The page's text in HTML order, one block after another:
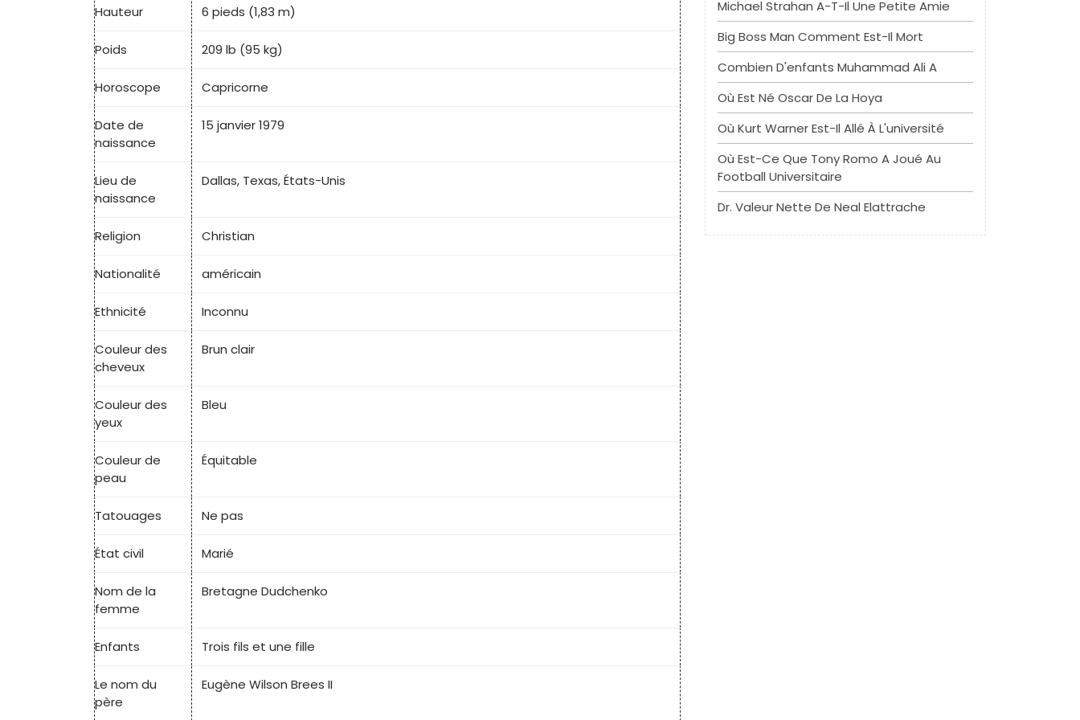
Hauteur 6 pieds (1,83 m)
Poids 209 lb (95 kg)
Horoscope Capricorne
Date de
naissance
15 janvier 1979
Lieu de
naissance
Dallas, Texas, États-Unis
Religion Christian
Nationalité américain
Ethnicité Inconnu
Couleur des
cheveux
Brun clair
Couleur des
yeux
Bleu
Couleur de
peau
Équitable
Tatouages Ne pas
État civil Marié
Nom de la
femme
Bretagne Dudchenko
Enfants Trois fils et une fille
Le nom du
père
Eugène Wilson Brees II
Michael Strahan A-T-Il Une Petite Amie
Big Boss Man Comment Est-Il Mort
Combien D'enfants Muhammad Ali A
Où Est Né Oscar De La Hoya
Où Kurt Warner Est-Il Allé À L'université
Où Est-Ce Que Tony Romo A Joué Au
Football Universitaire
Dr. Valeur Nette De Neal Elattrache